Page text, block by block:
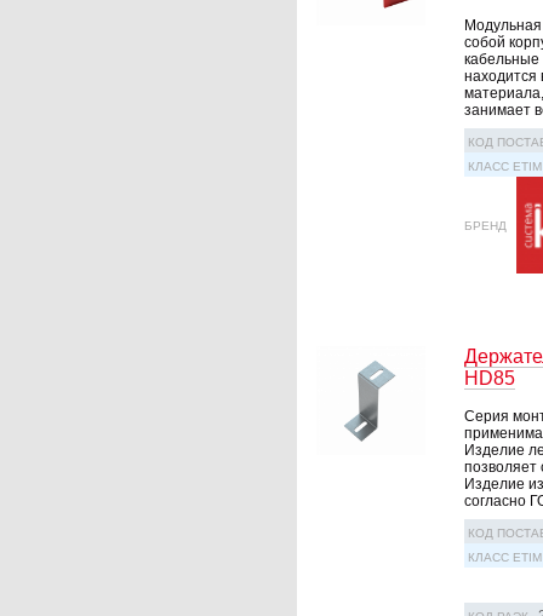
собой
кабельные
занимает
КОД
КЛАСС ETIM
БРЕНД
HD85
Серия
Изделие
позволяет
Изделие
согласно
КОД
КЛАСС ETIM